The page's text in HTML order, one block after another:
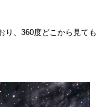
り、360度どこから見ても